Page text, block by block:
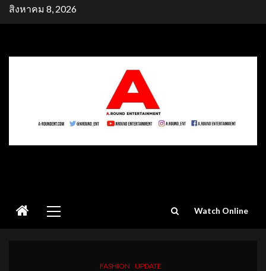
Skipสิงหาคม 8, 2026
Menu
Watch Online
FASHION UPDATE